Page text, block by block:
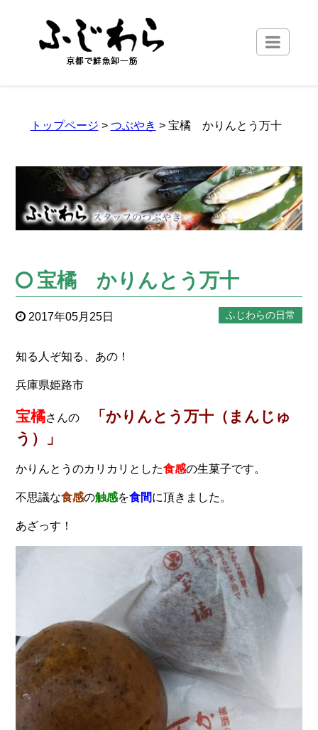
トップページ > つぶやき > 宝橘 かりんとう万十
宝橘 かりんとう万十
2017年05月25日 ふじわらの日常
知る人ぞ知る、あの！
兵庫県姫路市
宝橘さんの
「かりんとう万十（まんじゅ
う）」
かりんとうのカリカリとした食感の生菓子です。
不思議な食感の触感を食間に頂きました。
あざっす！